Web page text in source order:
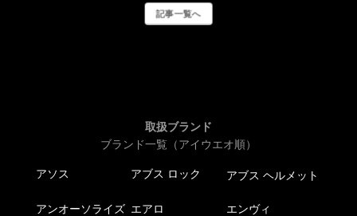
記事一覧へ
取扱ブランド
ブランド一覧（アイウエオ順）
アソス アブス ロック アブス ヘルメット
アンオーソライズ エアロ エンヴィ